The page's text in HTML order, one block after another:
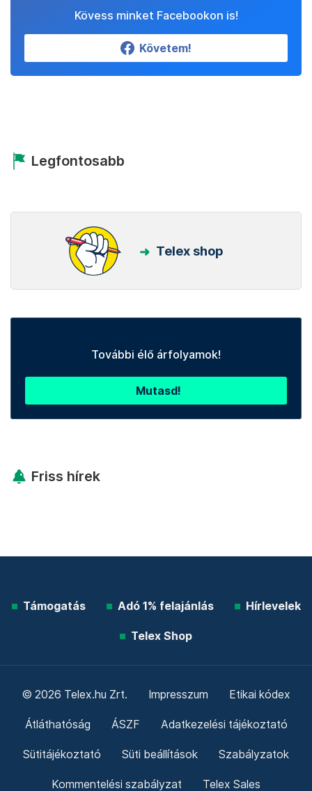
Kövess minket Facebookon is!
Követem!
Legfontosabb
Telex shop
További élő árfolyamok!
Mutasd!
Friss hírek
Támogatás Adó 1% felajánlás Hírlevelek
Telex Shop
© 2026 Telex.hu Zrt. Impresszum Etikai kódex
Átláthatóság ÁSZF Adatkezelési tájékoztató
Sütitájékoztató Süti beállítások Szabályzatok
Kommentelési szabályzat Telex Sales